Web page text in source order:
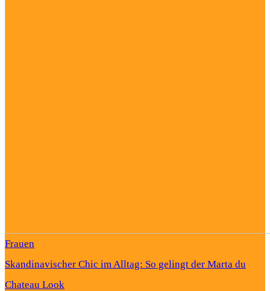
Frauen
Skandinavischer Chic im Alltag: So gelingt der Marta du
Chateau Look